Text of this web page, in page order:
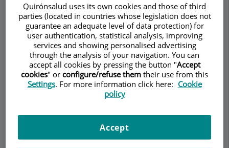
OPHTHALMOLOGY
DescriptionServicesTeamContactRelevant details
Opening hours
Make an appointment
Quirónsalud uses its own cookies and those of third
parties (located in countries whose legislation does not
guarantee an adequate level of data protection) for
user authentication, statistical analysis, improving
services and showing personalised advertising
through the analysis of your navigation. You can
accept all cookies by pressing the button "Accept
cookies" or configure/refuse them their use from this
Settings. For more information click here: Cookie
policy
Accept